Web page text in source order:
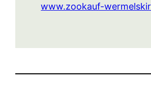
www.zookauf-